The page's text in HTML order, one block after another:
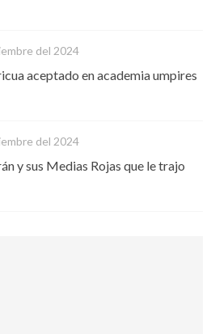
del 2024
aceptado en academia umpires
del 2024
y sus Medias Rojas que le trajo